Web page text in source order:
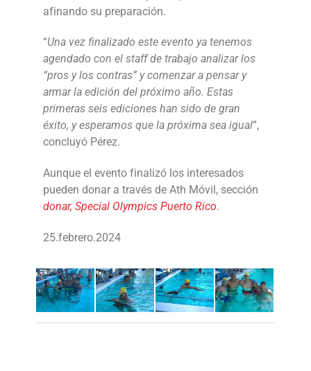
afinando su preparación.
“Una vez finalizado este evento ya tenemos
agendado con el staff de trabajo analizar los
“pros y los contras” y comenzar a pensar y
armar la edición del próximo año. Estas
primeras seis ediciones han sido de gran
éxito, y esperamos que la próxima sea igual”,
concluyó Pérez.
Aunque el evento finalizó los interesados
pueden donar a través de Ath Móvil, sección
donar, Special Olympics Puerto Rico.
25.febrero.2024